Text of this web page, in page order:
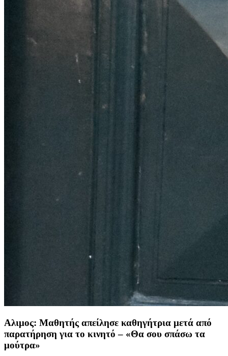
Αλιμος: Μαθητής απείλησε καθηγήτρια μετά από
παρατήρηση για το κινητό – «Θα σου σπάσω τα
μούτρα»